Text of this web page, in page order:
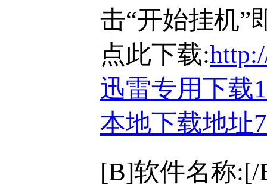
击“开始挂机”
点此下载:
迅雷专用下载
本地下载地址
[B]软件名称:[/